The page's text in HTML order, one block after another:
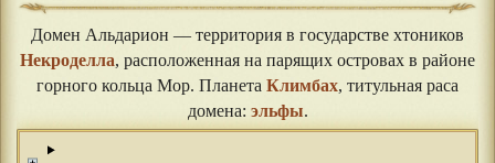
Домен Альдарион — территория в государстве хтоников
Некроделла, расположенная на парящих островах в районе
горного кольца Мор. Планета Климбах, титульная раса
домена: эльфы.